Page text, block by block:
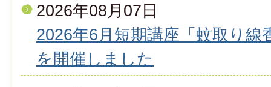
2026年08月07日
2026年6月短期講座「蚊取り
を開催しました